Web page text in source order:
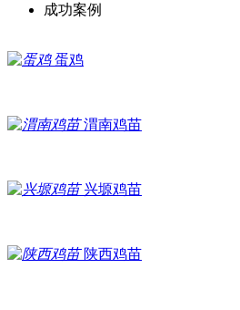
成功案例
蛋鸡
渭南鸡苗
兴塬鸡苗
陕西鸡苗